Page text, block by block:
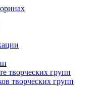
творческих групп
творческих групп